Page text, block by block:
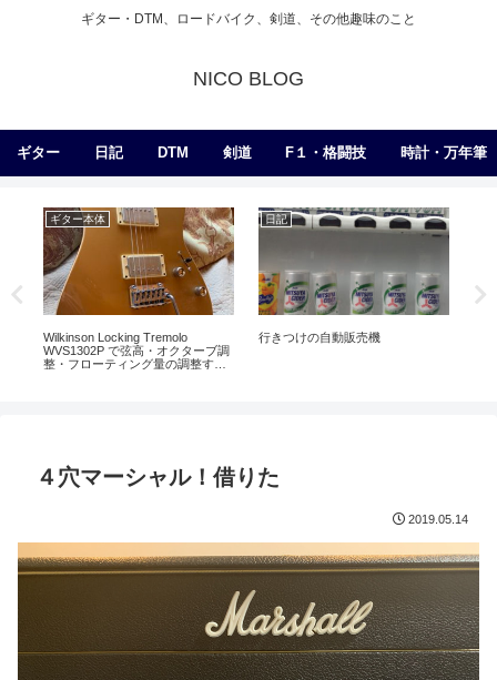
ギター・DTM、ロードバイク、剣道、その他趣味のこと
NICO BLOG
ギター 日記 DTM 剣道 F１・格闘技 時計・万年筆
ギター本体
Wilkinson Locking Tremolo
WVS1302P で弦高・オクターブ調
整・フローティング量の調整する
日記
行きつけの自動販売機
４穴マーシャル！借りた
2019.05.14